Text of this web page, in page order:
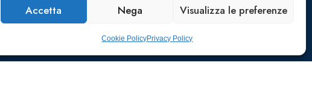
Accetta Nega Visualizza le preferenze
Cookie PolicyPrivacy Policy